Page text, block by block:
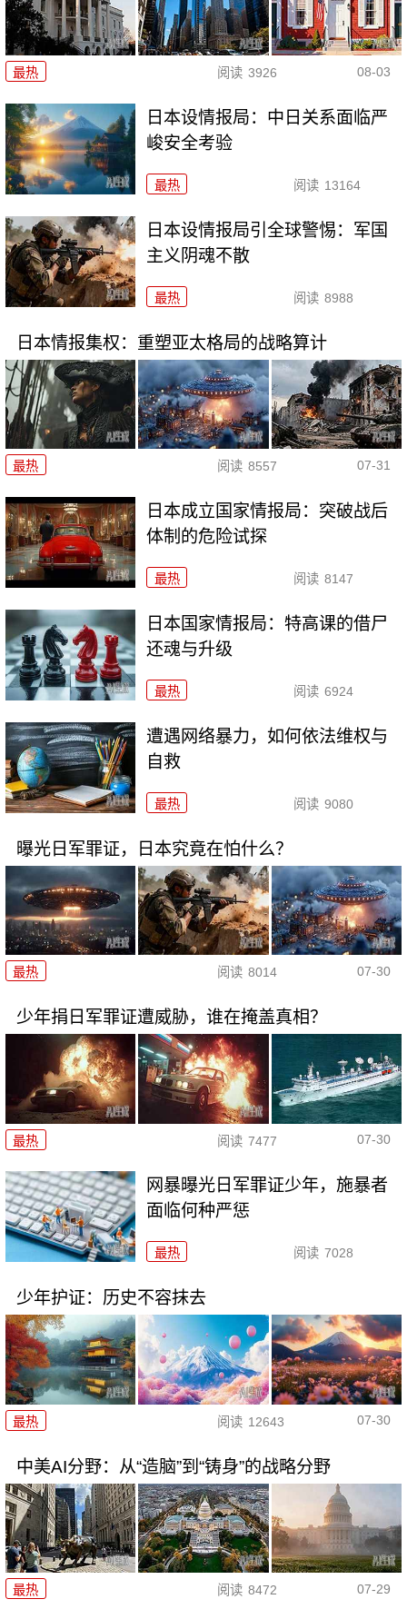
最热 阅读 3926 08-03
日本设情报局：中日关系面临严
峻安全考验
最热 阅读 13164
日本设情报局引全球警惕：军国
主义阴魂不散
最热 阅读 8988
日本情报集权：重塑亚太格局的战略算计
最热 阅读 8557 07-31
日本成立国家情报局：突破战后
体制的危险试探
最热 阅读 8147
日本国家情报局：特高课的借尸
还魂与升级
最热 阅读 6924
遭遇网络暴力，如何依法维权与
自救
最热 阅读 9080
曝光日军罪证，日本究竟在怕什么？
最热 阅读 8014 07-30
少年捐日军罪证遭威胁，谁在掩盖真相？
最热 阅读 7477 07-30
网暴曝光日军罪证少年，施暴者
面临何种严惩
最热 阅读 7028
少年护证：历史不容抹去
最热 阅读 12643 07-30
中美AI分野：从“造脑”到“铸身”的战略分野
最热 阅读 8472 07-29